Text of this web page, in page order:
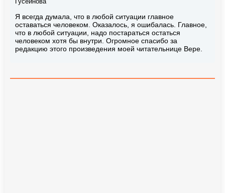
Гусейнова
Я всегда думала, что в любой ситуации главное
оставаться человеком. Оказалось, я ошибалась. Главное,
что в любой ситуации, надо постараться остаться
человеком хотя бы внутри. Огромное спасибо за
редакцию этого произведения моей читательнице Вере.